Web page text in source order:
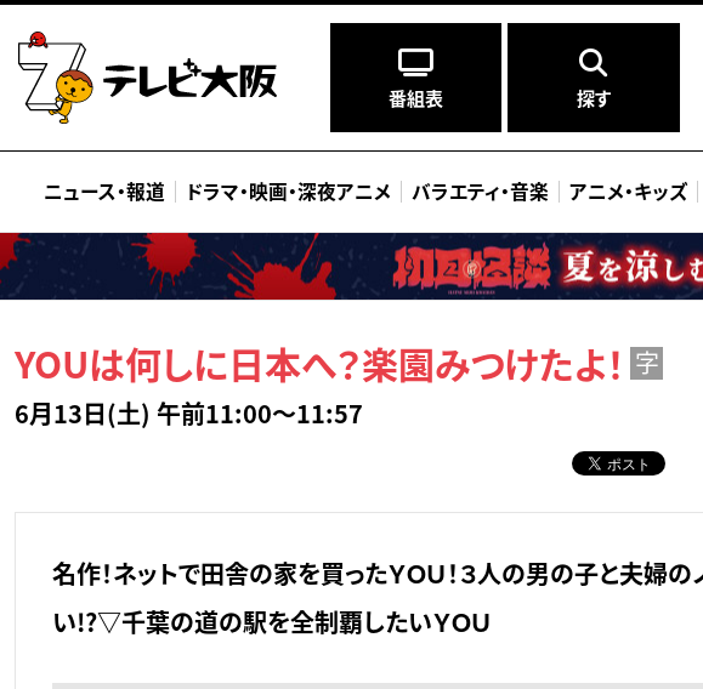
番組表 探す
ニュース・報道 ドラマ・映画・深夜アニメ バラエティ・音楽 アニメ・キッズ
YOUは何しに日本へ？楽園みつけたよ！ 字
6月13日(土) 午前11:00～11:57
名作！ネットで田舎の家を買ったＹＯＵ！３人の男の子と夫婦
い!?▽千葉の道の駅を全制覇したいＹＯＵ